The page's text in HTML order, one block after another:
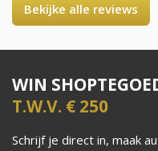
Bekijke alle reviews
WIN
T.W.V. € 250
Schrijf je direct in, maak